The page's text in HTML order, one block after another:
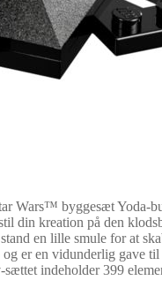
byggesæt Yoda-
kreation på den
en lille smule for at
er en vidunderlig gave
indeholder 399